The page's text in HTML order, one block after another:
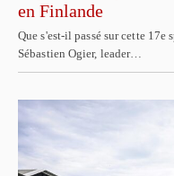
en Finlande
Que s'est-il passé sur cette
Sébastien Ogier, leader…